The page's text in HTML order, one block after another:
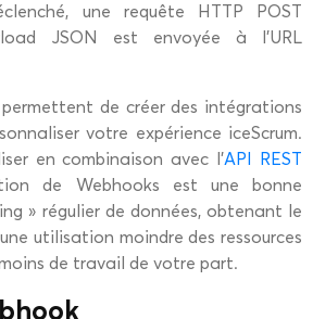
une requête HTTP POST
JSON est envoyée à l’URL
permettent de créer des intégrations
votre expérience iceScrum.
en combinaison avec l’API REST
de Webhooks est une bonne
» régulier de données, obtenant le
utilisation moindre des ressources
de travail de votre part.